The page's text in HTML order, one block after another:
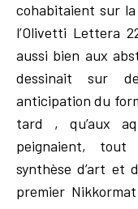
cohabitaient sur
l’Olivetti Lettera
aussi bien aux
dessinait sur
anticipation du
tard , qu’aux
peignaient, tout
synthèse d’art et
premier